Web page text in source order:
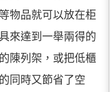
物品就可以放在柜
來達到一舉兩得的
陳列架，或把低櫃
同時又節省了空